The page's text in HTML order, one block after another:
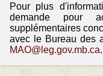
Pour plus
demande pour
supplémentaires
avec le Bureau des
MAO@leg.gov.mb.ca.